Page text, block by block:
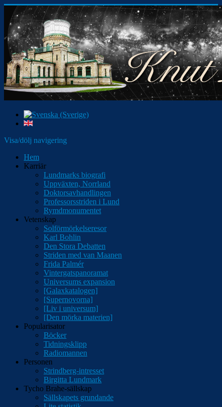
Visa/dölj navigering
Hem
Karriär
Lundmarks biografi
Uppväxten, Norrland
Doktorsavhandlingen
Professorsstriden i Lund
Rymdmonumentet
Vetenskap
Solförmörkelseresor
Karl Bohlin
Den Stora Debatten
Striden med van Maanen
Frida Palmér
Vintergatspanoramat
Universums expansion
[Galaxkatalogen]
[Supernovorna]
[Liv i universum]
[Den mörka materien]
Popularisator
Böcker
Tidningsklipp
Radiomannen
Personen
Strindberg-intresset
Birgitta Lundmark
Tycho Brahe-sällskap
Sällskapets grundande